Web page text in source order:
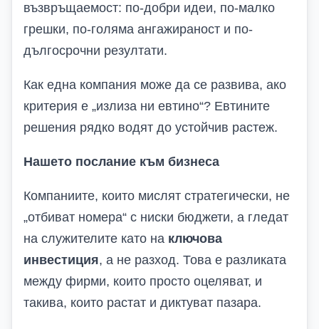
възвръщаемост: по-добри идеи, по-малко
грешки, по-голяма ангажираност и по-
дългосрочни резултати.
Как една компания може да се развива, ако
критерия е „излиза ни евтино“? Евтините
решения рядко водят до устойчив растеж.
Нашето послание към бизнеса
Компаниите, които мислят стратегически, не
„отбиват номера“ с ниски бюджети, а гледат
на служителите като на ключова
инвестиция, а не разход. Това е разликата
между фирми, които просто оцеляват, и
такива, които растат и диктуват пазара.